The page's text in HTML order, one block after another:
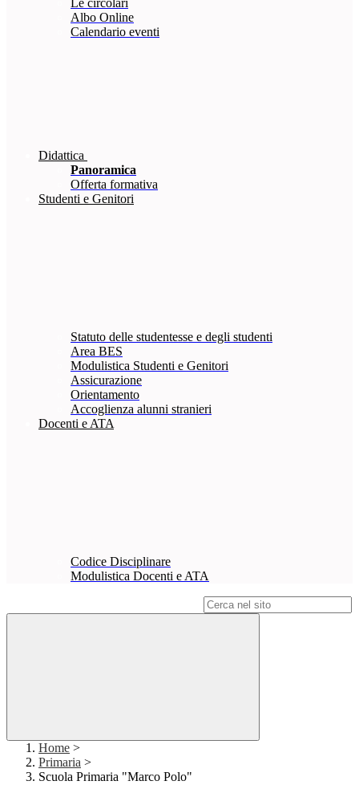
Le circolari
Albo Online
Calendario eventi
Didattica
Panoramica
Offerta formativa
Studenti e Genitori
Statuto delle studentesse e degli studenti
Area BES
Modulistica Studenti e Genitori
Assicurazione
Orientamento
Accoglienza alunni stranieri
Docenti e ATA
Codice Disciplinare
Modulistica Docenti e ATA
Home >
Primaria >
Scuola Primaria "Marco Polo"